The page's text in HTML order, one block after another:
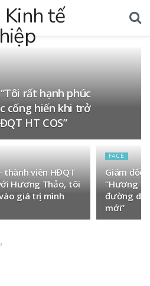
rất hạnh phúc
cống hiến khi trở
HT COS”
thành viên HĐQT
Hương Thảo, tôi
giá trị mình
FACE
Giám đốc
“Hương
đường
mới”